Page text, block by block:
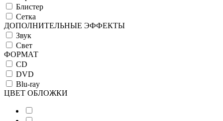
Блистер
Сетка
ДОПОЛНИТЕЛЬНЫЕ ЭФФЕКТЫ
Звук
Свет
ФОРМАТ
CD
DVD
Blu-ray
ЦВЕТ ОБЛОЖКИ